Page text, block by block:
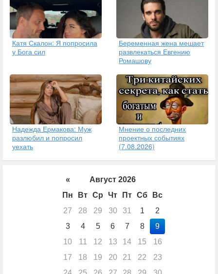
Катя Скалон: Я попросила
у Бога сил
Беременная жена мешает
развлекаться Евгению
Ромашову
Надежда Ермакова: Муж
разлюбил и попросил
уехать
Мнение о последних
проектных событиях
(7.08.2026)
«
Август 2026
Пн
Вт Ср Чт Пт Сб
Вс
27
28 29 30 31 1
2
3
4 5 6 7 8
9
10
11 12 13 14 15
16
17
18 19 20 21 22
23